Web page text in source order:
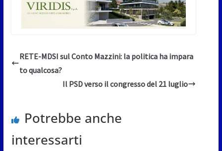
RETE-MDSI sul Conto Mazzini: la politica ha impara
to qualcosa?
Il PSD verso il congresso del 21 luglio
Potrebbe anche
interessarti